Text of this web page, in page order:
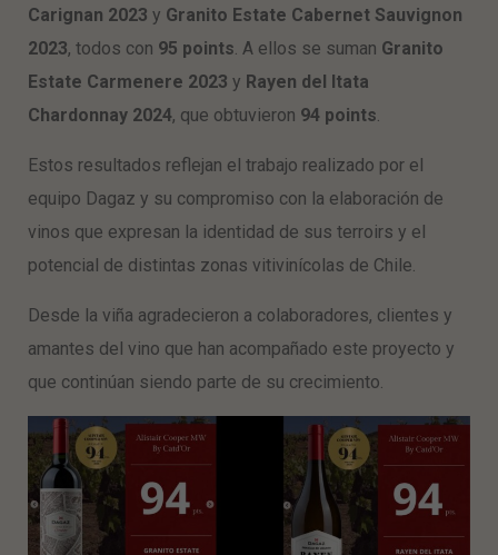
Carignan 2023 y Granito Estate Cabernet Sauvignon
2023, todos con 95 points. A ellos se suman Granito
Estate Carmenere 2023 y Rayen del Itata
Chardonnay 2024, que obtuvieron 94 points.
Estos resultados reflejan el trabajo realizado por el
equipo Dagaz y su compromiso con la elaboración de
vinos que expresan la identidad de sus terroirs y el
potencial de distintas zonas vitivinícolas de Chile.
Desde la viña agradecieron a colaboradores, clientes y
amantes del vino que han acompañado este proyecto y
que continúan siendo parte de su crecimiento.